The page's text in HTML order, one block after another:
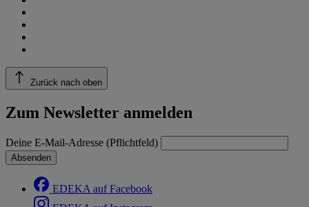
Zurück nach oben
Zum Newsletter anmelden
Deine E-Mail-Adresse (Pflichtfeld)
Absenden
EDEKA auf Facebook